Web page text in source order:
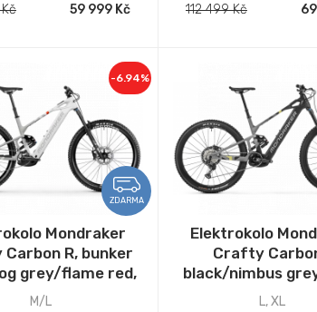
59 999 Kč 112 499 Kč
ZDARMA
-6.94%
Mondraker
R, bunker
grey/flame red,
2025
M/L
Elektrokolo
Crafty
black/nimbus
gold, 2025
L,XL